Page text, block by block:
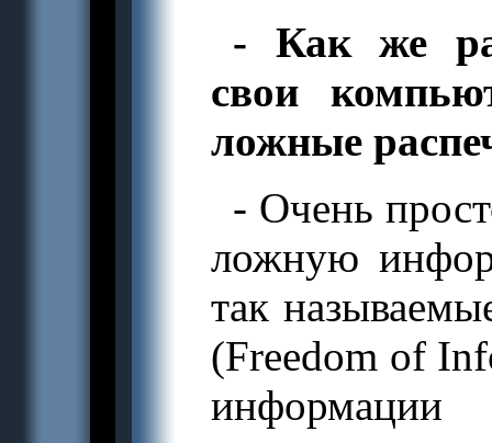
- Как же
свои
ложные
- Очень
ложную
так
(Freedom of